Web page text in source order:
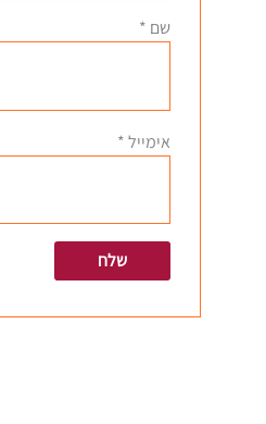
שם *
אימייל*